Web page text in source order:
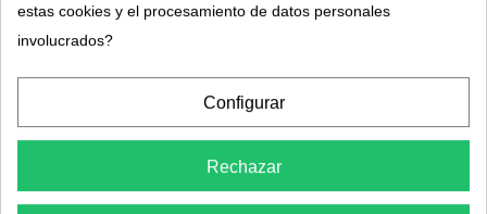
Descripción
estas cookies y el procesamiento de datos personales
involucrados?
Configurar
Rechazar